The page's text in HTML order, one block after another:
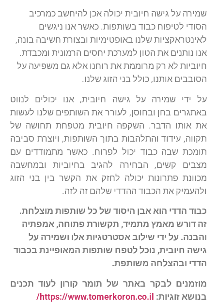
שמירה על גישה חיובית יכולה אכן להיחשב כמרכיב
הסודי לטיפוח כבוד בשותפות. כאשר אנו ניגשים
לאינטראקציות שלנו באופטימיות ובצורת חשיבה בונה,
אנו נותנים את הטון למערכת יחסים הרמונית ומכבדת.
חיוביות לא רק מרוממת את רוחנו אלא גם משפיעה על
הסובבים אותנו, כולל בני הזוג שלנו.
על ידי שמירה על גישה חיובית, אנו יכולים לנווט
באתגרים בחן ובחוסן, לעורר את השותפים שלנו לעשות
את אותו הדבר. השקפה חיובית מטפחת תחושה של
תקווה, עידוד והתלהבות בתוך השותפות, ויוצרת סביבה
תומכת שבה כבוד יכול לפרוח. כאשר מתמודדים עם
מצבים קשים, הבחירה להגיב בחיוביות ובמחשבה
מכוונת פתרונות יכולה לחזק את הקשר בין בני הזוג
ולהעמיק את הכבוד ההדדי שלהם זה לזה.
כבוד הדדי הוא אבן היסוד של כל שותפות מוצלחת.
זה דורש מאמץ מתמיד, תקשורת פתוחה, אמפתיה
והבנה. על ידי שילוב אסטרטגיות אלו ושמירה על
גישה חיובית, נוכל לטפח שותפות המאופיינת בכבוד
הדדי ובהצלחה משותפת.
מוזמנים לבקר באתר של תומר קורון לעוד תכנים
בנושא זוגיות: https://www.tomerkoron.co.il/